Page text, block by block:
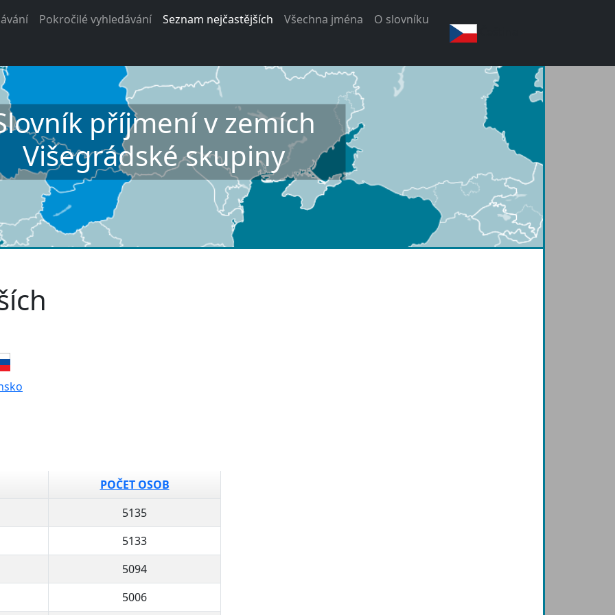
Pokročilé vyhledávání Seznam nejčastějších Všechna jména
O slovníku
příjmení v zemích
Višegrádské skupiny
POČET OSOB
5135
5133
5094
5006